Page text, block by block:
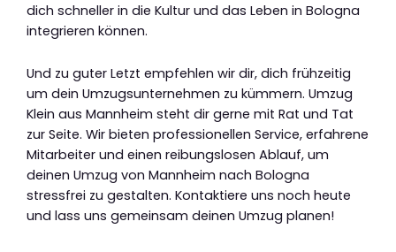
dich schneller in die Kultur und das Leben in Bologna
integrieren können.
Und zu guter Letzt empfehlen wir dir, dich frühzeitig
um dein Umzugsunternehmen zu kümmern. Umzug
Klein aus Mannheim steht dir gerne mit Rat und Tat
zur Seite. Wir bieten professionellen Service, erfahrene
Mitarbeiter und einen reibungslosen Ablauf, um
deinen Umzug von Mannheim nach Bologna
stressfrei zu gestalten. Kontaktiere uns noch heute
und lass uns gemeinsam deinen Umzug planen!